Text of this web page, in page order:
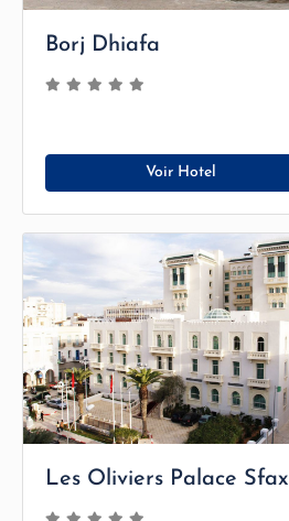
Borj Dhiafa
Voir Hotel
Les Oliviers Palace Sfax